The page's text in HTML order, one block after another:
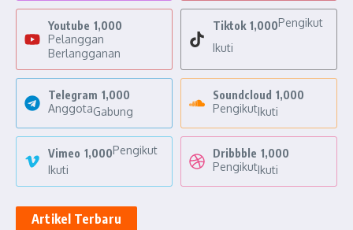
Youtube 1,000
Pelanggan
Berlangganan
Tiktok 1,000Pengikut
Ikuti
Telegram 1,000
AnggotaGabung
Soundcloud 1,000
PengikutIkuti
Vimeo 1,000Pengikut
Ikuti
Dribbble 1,000
PengikutIkuti
Artikel Terbaru